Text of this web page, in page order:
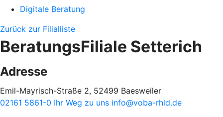
Digitale Beratung
Zurück zur Filialliste
BeratungsFiliale Setterich
Adresse
Emil-Mayrisch-Straße 2, 52499 Baesweiler
02161 5861-0 Ihr Weg zu uns info@voba-rhld.de